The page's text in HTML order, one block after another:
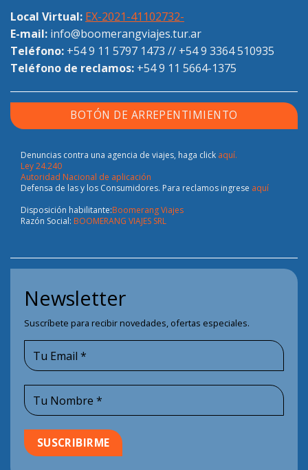
Local Virtual: EX-2021-41102732-
E-mail: info@boomerangviajes.tur.ar
Teléfono: +54 9 11 5797 1473 // +54 9 3364 510935
Teléfono de reclamos: +54 9 11 5664-1375
BOTÓN DE ARREPENTIMIENTO
Denuncias contra una agencia de viajes, haga click aquí.
Ley 24.240
Autoridad Nacional de aplicación
Defensa de las y los Consumidores. Para reclamos ingrese aquí
Disposición habilitante:Boomerang Viajes
Razón Social: BOOMERANG VIAJES SRL
Newsletter
Suscríbete para recibir novedades, ofertas especiales.